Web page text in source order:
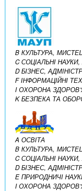
B КУЛЬТУРА,
C СОЦІАЛЬНІ
D БІЗНЕС,
F ІНФОРМАЦІЙНІ
I ОХОРОНА
K БЕЗПЕКА ТА
A ОСВІТА
B КУЛЬТУРА,
C СОЦІАЛЬНІ
D БІЗНЕС,
E ПРИРОДНИЧІ
I ОХОРОНА